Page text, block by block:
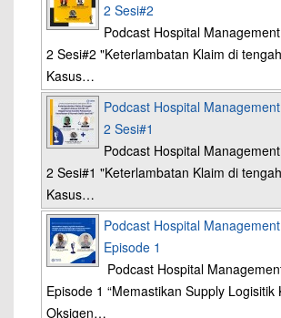
2 Sesi#2
Podcast Hospital
2 Sesi#2 "Keterlambatan Klaim di
Kasus…
Podcast Hospital
2 Sesi#1
Podcast Hospital
2 Sesi#1 "Keterlambatan Klaim di
Kasus…
Podcast Hospital
Episode 1
Podcast Hospital
Episode 1 “Memastikan Supply Logisitik
Oksigen…